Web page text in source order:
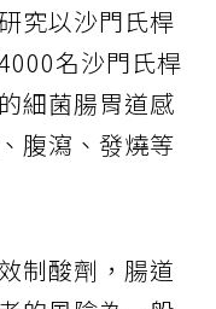
究以沙門氏桿
名沙門氏桿
細菌腸胃道感
腹瀉、發燒等
制酸劑，腸道